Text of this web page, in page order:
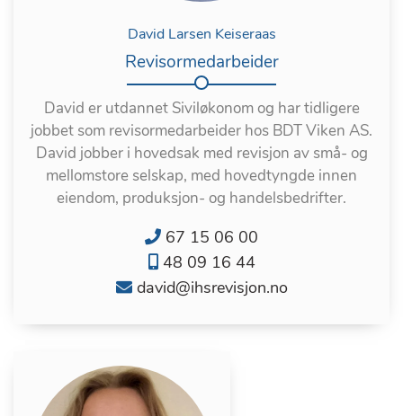
David Larsen Keiseraas
Revisormedarbeider
David er utdannet Siviløkonom og har tidligere
jobbet som revisormedarbeider hos BDT Viken AS.
David jobber i hovedsak med revisjon av små- og
mellomstore selskap, med hovedtyngde innen
eiendom, produksjon- og handelsbedrifter.
67 15 06 00
48 09 16 44
david@ihsrevisjon.no